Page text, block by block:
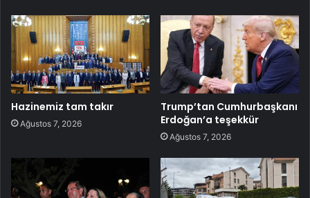
Hazinemiz tam takır
Ağustos 7, 2026
Trump’tan Cumhurbaşkanı
Erdoğan’a teşekkür
Ağustos 7, 2026